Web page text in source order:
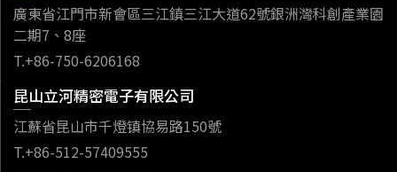
廣東省江門市新會區三江鎮三江大道62號銀洲灣科創產業園
二期7、8座
T.+86-750-6206168
昆山立河精密電子有限公司
江蘇省昆山市千燈镇協易路150號
T.+86-512-57409555